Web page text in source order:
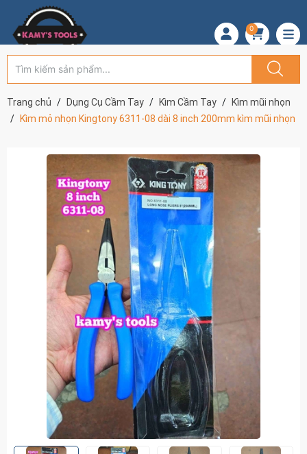
0
Trang chủ Dụng Cụ Cầm Tay Kìm Cầm Tay
Kìm mũi nhọn
Kìm mỏ nhọn Kingtony 6311-08 dài 8 inch 200mm kìm mũi nhọn